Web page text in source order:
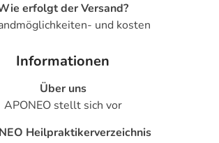
erfolgt der Versand?
und kosten
Informationen
Über uns
APONEO stellt sich vor
Heilpraktikerverzeichnis